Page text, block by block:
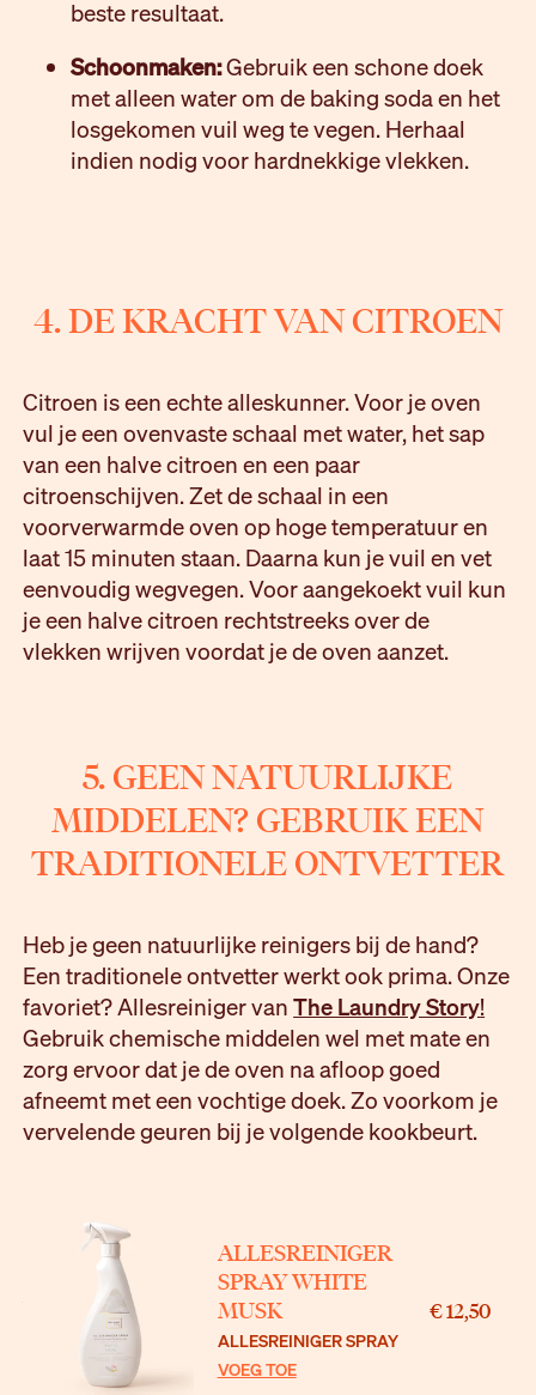
beste resultaat.
Schoonmaken:Gebruik een schone doek
met alleen water om de baking soda en het
losgekomen vuil weg te vegen. Herhaal
indien nodig voor hardnekkige vlekken.
4. DE KRACHT VAN CITROEN
Citroen is een echte alleskunner. Voor je oven
vul je een ovenvaste schaal met water, het sap
van een halve citroen en een paar
citroenschijven. Zet de schaal in een
voorverwarmde oven op hoge temperatuur en
laat 15 minuten staan. Daarna kun je vuil en vet
eenvoudig wegvegen. Voor aangekoekt vuil kun
je een halve citroen rechtstreeks over de
vlekken wrijven voordat je de oven aanzet.
5. GEEN NATUURLIJKE
MIDDELEN? GEBRUIK EEN
TRADITIONELE ONTVETTER
Heb je geen natuurlijke reinigers bij de hand?
Een traditionele ontvetter werkt ook prima. Onze
favoriet? Allesreiniger vanThe Laundry Story!
Gebruik chemische middelen wel met mate en
zorg ervoor dat je de oven na afloop goed
afneemt met een vochtige doek. Zo voorkom je
vervelende geuren bij je volgende kookbeurt.
ALLESREINIGER VAN
THE LAUNDRY STORY
ALLESREINIGER
SPRAY WHITE
MUSK
ALLESREINIGER SPRAY
VOEG TOE
€ 12,50